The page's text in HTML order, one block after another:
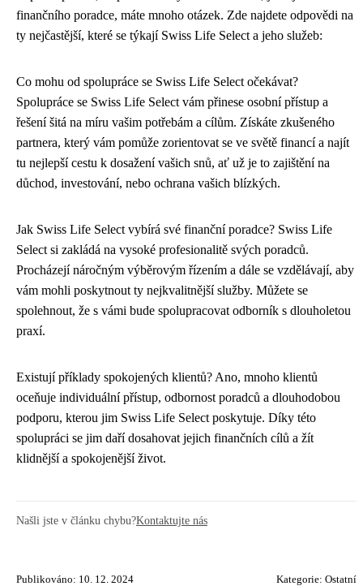
finančního poradce, máte mnoho otázek. Zde najdete odpovědi na
ty nejčastější, které se týkají Swiss Life Select a jeho služeb:
Co mohu od spolupráce se Swiss Life Select očekávat?
Spolupráce se Swiss Life Select vám přinese osobní přístup a
řešení šitá na míru vašim potřebám a cílům. Získáte zkušeného
partnera, který vám pomůže zorientovat se ve světě financí a najít
tu nejlepší cestu k dosažení vašich snů, ať už je to zajištění na
důchod, investování, nebo ochrana vašich blízkých.
Jak Swiss Life Select vybírá své finanční poradce? Swiss Life
Select si zakládá na vysoké profesionalitě svých poradců.
Procházejí náročným výběrovým řízením a dále se vzdělávají, aby
vám mohli poskytnout ty nejkvalitnější služby. Můžete se
spolehnout, že s vámi bude spolupracovat odborník s dlouholetou
praxí.
Existují příklady spokojených klientů? Ano, mnoho klientů
oceňuje individuální přístup, odbornost poradců a dlouhodobou
podporu, kterou jim Swiss Life Select poskytuje. Díky této
spolupráci se jim daří dosahovat jejich finančních cílů a žít
klidnější a spokojenější život.
Našli jste v článku chybu?Kontaktujte nás
Publikováno: 10. 12. 2024 Kategorie: Ostatní